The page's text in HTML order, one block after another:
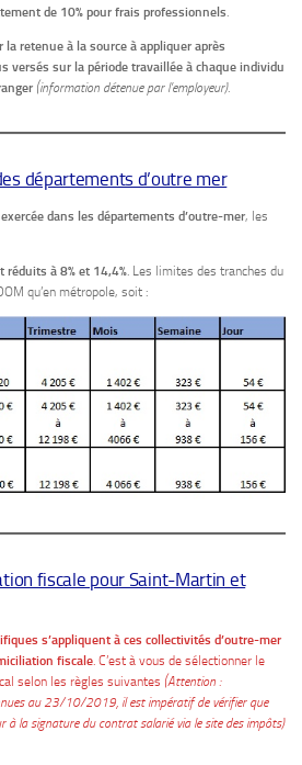
de 10% pour frais professionnels.
retenue à la source à appliquer après
versés sur la période travaillée à chaque individu
(information détenue par l’employeur).
départements d’outre mer
exercée dans les départements d’outre-mer, les
réduits à 8% et 14,4%. Les limites des tranches du
qu’en métropole, soit :
fiscale pour Saint-Martin et
s’appliquent à ces collectivités d’outre-mer
fiscale. C’est à vous de sélectionner le
selon les règles suivantes (Attention :
au 23/10/2019, il est impératif de vérifier que
à la signature du contrat salarié via le site des impôts)